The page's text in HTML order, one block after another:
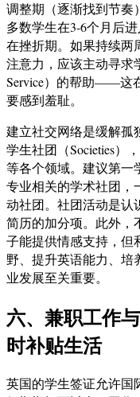
调整期（逐渐找到节奏
多数学生在3-6个月后
在挫折期。如果持续两
注意力，应该主动寻求
Service）的帮助——这
要感到羞耻。
建立社交网络是缓解孤
学生社团（Societies）
等各个领域。建议第
专业相关的学术社团，
动社团。社团活动是认
简历的加分项。此外
子能提供情感支持，但
野、提升英语能力、培
业发展至关重要。
六、兼职工作
时补贴生活
英国的学生签证允许国